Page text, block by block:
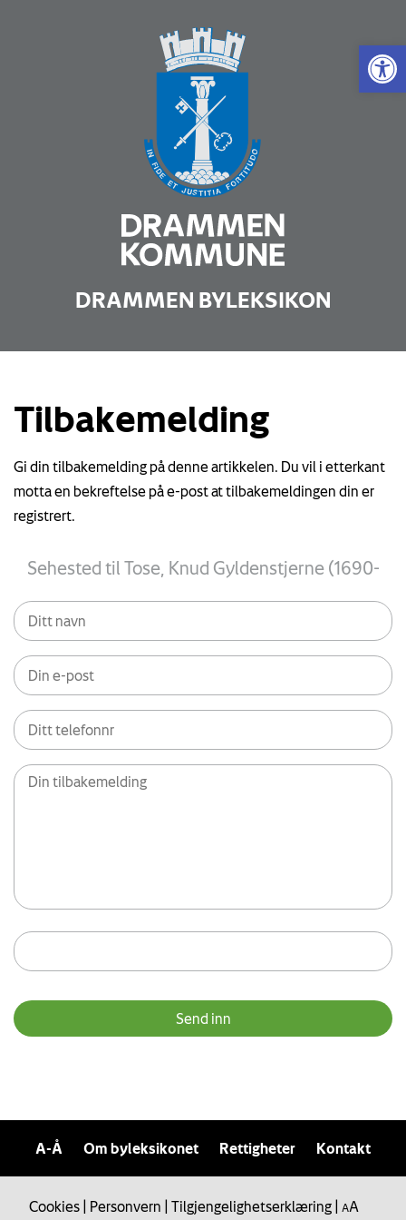
Vis
DRAMMEN BYLEKSIKON
Tilbakemelding
Gi din tilbakemelding på denne artikkelen. Du vil i etterkant
motta en bekreftelse på e-post at tilbakemeldingen din er
registrert.
A-Å Om byleksikonet Rettigheter Kontakt
Cookies Personvern Tilgjengelighetserklæring AA